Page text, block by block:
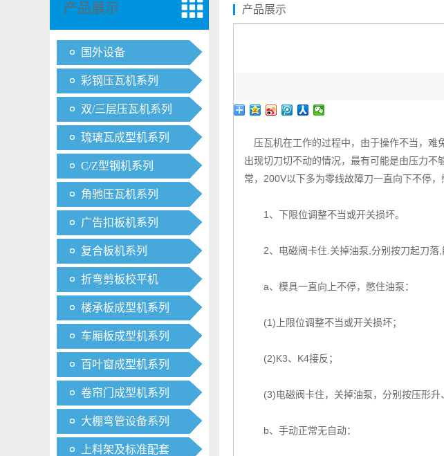
产品展示
国外设备
彩钢压瓦机系列
双/三层压瓦机系列
琉璃瓦成型机系列
C/Z型钢机系列
角驰压瓦机系列
广告扣板机系列
复合板机系列
折弯剪板校平机
楼承板成型机系列
车厢板成型机系列
百叶窗成型机系列
卷帘门成型机系列
大棚弯管设备系列
上料架及标准配套
产品展示
压瓦机在工作的过程中，由于操作不当，难
出现切刀切不动的情况，最有可能是由压力
常，200V以下多为零线故障刀一直向下不停，
1、下限位调整不当或开关损坏。
2、电磁阀卡住.关掉油泵,分别按刀起刀落,
a、模具一直向上不停，憋住油泵：
(1)上限位调整不当或开关损坏；
(2)K3、K4接反；
(3)电磁阀卡住，关掉油泵，分别按压形升
b、手动正常无自动：